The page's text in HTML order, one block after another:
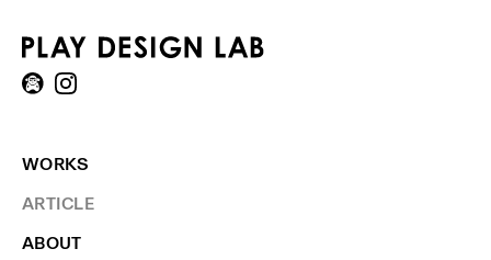
WORKS
ARTICLE
ABOUT